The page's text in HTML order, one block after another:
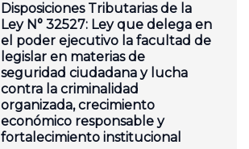
Disposiciones Tributarias de la
Ley N° 32527: Ley que delega en
el poder ejecutivo la facultad de
legislar en materias de
seguridad ciudadana y lucha
contra la criminalidad
organizada, crecimiento
económico responsable y
fortalecimiento institucional